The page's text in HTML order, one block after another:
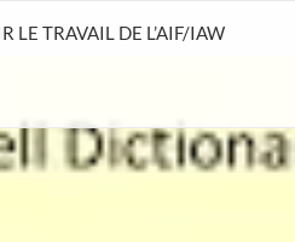
LE TRAVAIL DE L’AIF/IAW